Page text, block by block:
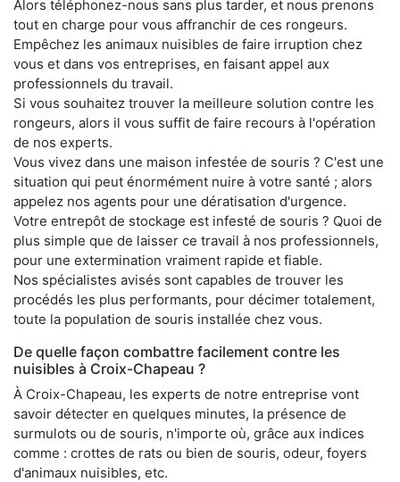
Alors téléphonez-nous sans plus tarder, et nous prenons
tout en charge pour vous affranchir de ces rongeurs.
Empêchez les animaux nuisibles de faire irruption chez
vous et dans vos entreprises, en faisant appel aux
professionnels du travail.
Si vous souhaitez trouver la meilleure solution contre les
rongeurs, alors il vous suffit de faire recours à l'opération
de nos experts.
Vous vivez dans une maison infestée de souris ? C'est une
situation qui peut énormément nuire à votre santé ; alors
appelez nos agents pour une dératisation d'urgence.
Votre entrepôt de stockage est infesté de souris ? Quoi de
plus simple que de laisser ce travail à nos professionnels,
pour une extermination vraiment rapide et fiable.
Nos spécialistes avisés sont capables de trouver les
procédés les plus performants, pour décimer totalement,
toute la population de souris installée chez vous.
De quelle façon combattre facilement contre les
nuisibles à Croix-Chapeau ?
À Croix-Chapeau, les experts de notre entreprise vont
savoir détecter en quelques minutes, la présence de
surmulots ou de souris, n'importe où, grâce aux indices
comme : crottes de rats ou bien de souris, odeur, foyers
d'animaux nuisibles, etc.